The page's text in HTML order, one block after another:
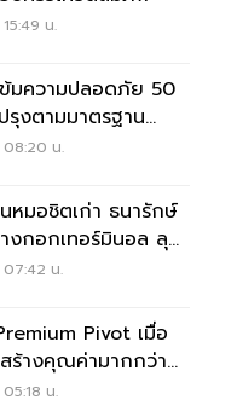
น.
มความปลอดภัย 50
รุงตามมาตรฐาน
08:20 น.
มอชิตเก่า ธนารักษ์
กอกเทอร์มินอล ลุย
น.
Pivot เมื่อ
ร้างคุณค่ามากกว่า
น.